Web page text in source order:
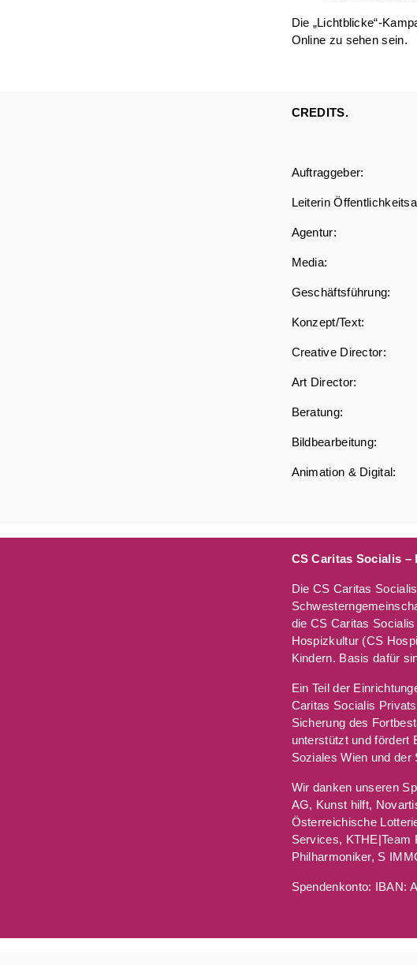
Die „Lichtblicke“-
Online zu sehen sein.
CREDITS.
Auftraggeber:
Leiterin
Agentur:
Media:
Konzept/
Creative
Art
Beratung:
Animation &
CS Caritas Socialis –
Die CS Caritas
die CS Caritas
Hospizkultur (CS
Kindern. Basis dafür
Ein Teil der
Caritas Socialis
Sicherung des
unterstützt und fördert
Soziales Wien und der
Wir danken unseren
AG, Kunst hilft,
Österreichische
Services, KTHE|Team
Philharmoniker, S
Spendenkonto: IBAN: